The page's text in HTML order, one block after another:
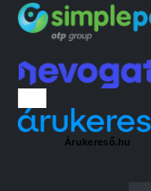
Árukereső.hu